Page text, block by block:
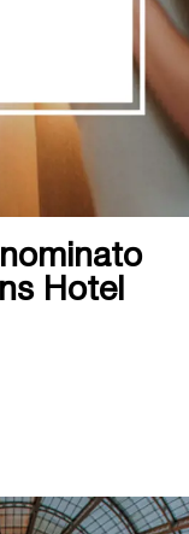
più spaziose di
Hotel